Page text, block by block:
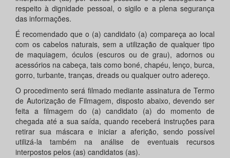
respeito à dignidade pessoal, o sigilo e a plena segurança
das informações.
É recomendado que o (a) candidato (a) compareça ao local
com os cabelos naturais, sem a utilização de qualquer tipo
de maquiagem, óculos (escuros ou de grau), adornos ou
acessórios na cabeça, tais como boné, chapéu, lenço, burca,
gorro, turbante, tranças, dreads ou qualquer outro adereço.
O procedimento será filmado mediante assinatura de Termo
de Autorização de Filmagem, disposto abaixo, devendo ser
feita a filmagem do (a) candidato (a) do momento de
chegada até a sua saída, quando receberá instruções para
retirar sua máscara e iniciar a aferição, sendo possível
utilizá-la também na análise de eventuais recursos
interpostos pelos (as) candidatos (as).